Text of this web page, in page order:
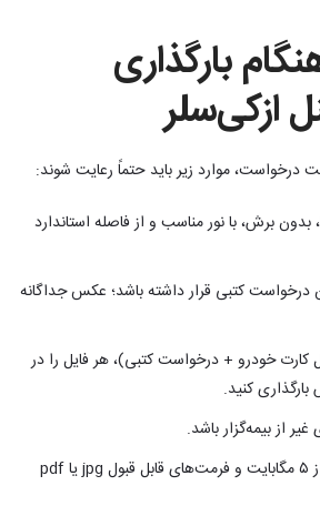
بارگذاری
ازکی‌سلر
درخواست، موارد زیر باید حتماً رعایت شوند:
بدون برش، با نور مناسب و از فاصله استاندارد
درخواست کتبی قرار داشته باشد؛ عکس جداگانه
کارت خودرو + درخواست کتبی)، هر فایل را در
کنید.
از بیمه‌گزار باشد.
حجم فایل‌ها باید کمتر از ۵ مگابایت و فرمت‌های قابل قبول jpg یا pdf